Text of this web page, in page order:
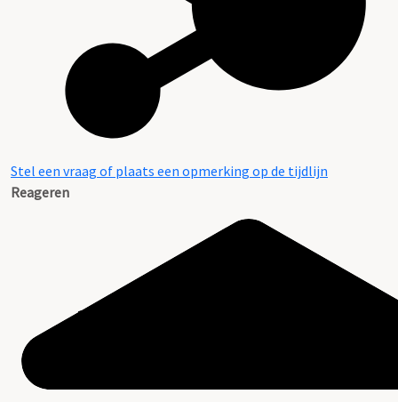
Stel een vraag of plaats een opmerking op de tijdlijn
Reageren